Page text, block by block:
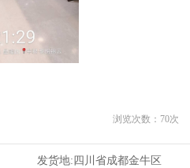
浏览次数： 70次
发货地:四川省成都金牛区